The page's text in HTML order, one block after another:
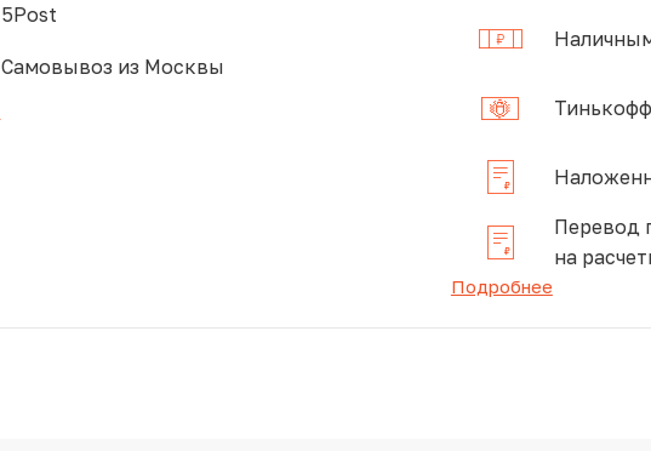
5Post
Самовывоз из Москвы
Перевод
на
Подробнее